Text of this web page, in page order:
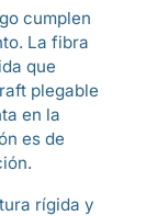
cumplen
La fibra
que
plegable
en la
es de
rígida y